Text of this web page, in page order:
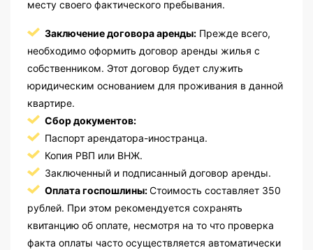
месту своего фактического пребывания.
Заключение договора аренды: Прежде всего,
необходимо оформить договор аренды жилья с
собственником. Этот договор будет служить
юридическим основанием для проживания в данной
квартире.
Сбор документов:
Паспорт арендатора-иностранца.
Копия РВП или ВНЖ.
Заключенный и подписанный договор аренды.
Оплата госпошлины:Стоимость составляет 350
рублей. При этом рекомендуется сохранять
квитанцию об оплате, несмотря на то что проверка
факта оплаты часто осуществляется автоматически